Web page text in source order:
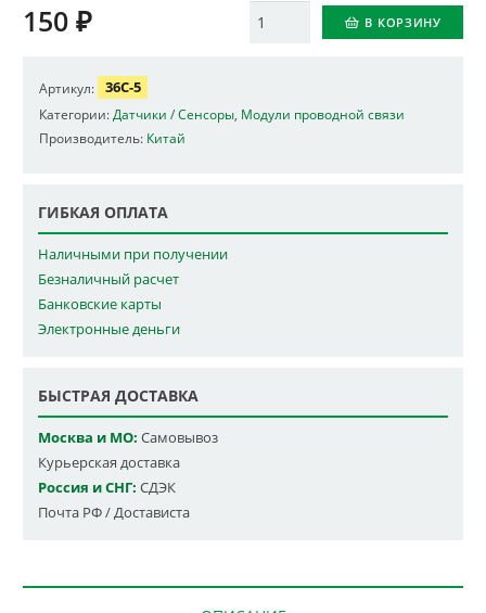
Количество В КОРЗИНУ
150 ₽
Артикул: 36C-5
Категории: Датчики / Сенсоры Модули проводной связи
Производитель: Китай
ГИБКАЯ ОПЛАТА
Наличными при получении
Безналичный расчет
Банковские карты
Электронные деньги
БЫСТРАЯ ДОСТАВКА
Москва и МО: Самовывоз
Курьерская доставка
Россия и СНГ: СДЭК
Почта РФ / Достависта